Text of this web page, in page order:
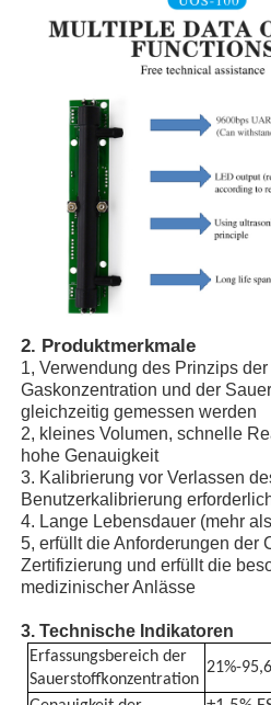
Startseite
Produkte
Videos
Über uns
Fabrik Tour
Qualitätskontrolle
2. Produktmerkmale
1, Verwendung des Prinzips
Gaskonzentration und der
gleichzeitig gemessen werden
2, kleines Volumen, schnelle
hohe Genauigkeit
3. Kalibrierung vor Verlassen
Benutzerkalibrierung
4. Lange Lebensdauer (mehr
5, erfüllt die Anforderungen der
Zertifizierung und erfüllt die
medizinischer Anlässe
3. Technische Indikatoren
Erfassungsbereich der
Sauerstoffkonzentration
21%-